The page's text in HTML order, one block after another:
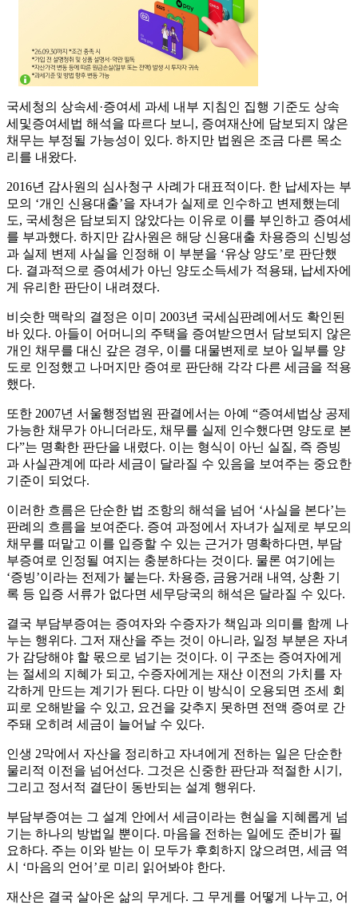
국세청의 상속세·증여세 과세 내부 지침인 집행 기준도 상속
세및증여세법 해석을 따르다 보니, 증여재산에 담보되지 않은
채무는 부정될 가능성이 있다. 하지만 법원은 조금 다른 목소
리를 내왔다.
2016년 감사원의 심사청구 사례가 대표적이다. 한 납세자는 부
모의 ‘개인 신용대출’을 자녀가 실제로 인수하고 변제했는데
도, 국세청은 담보되지 않았다는 이유로 이를 부인하고 증여세
를 부과했다. 하지만 감사원은 해당 신용대출 차용증의 신빙성
과 실제 변제 사실을 인정해 이 부분을 ‘유상 양도’로 판단했
다. 결과적으로 증여세가 아닌 양도소득세가 적용돼, 납세자에
게 유리한 판단이 내려졌다.
비슷한 맥락의 결정은 이미 2003년 국세심판례에서도 확인된
바 있다. 아들이 어머니의 주택을 증여받으면서 담보되지 않은
개인 채무를 대신 갚은 경우, 이를 대물변제로 보아 일부를 양
도로 인정했고 나머지만 증여로 판단해 각각 다른 세금을 적용
했다.
또한 2007년 서울행정법원 판결에서는 아예 “증여세법상 공제
가능한 채무가 아니더라도, 채무를 실제 인수했다면 양도로 본
다”는 명확한 판단을 내렸다. 이는 형식이 아닌 실질, 즉 증빙
과 사실관계에 따라 세금이 달라질 수 있음을 보여주는 중요한
기준이 되었다.
이러한 흐름은 단순한 법 조항의 해석을 넘어 ‘사실을 본다’는
판례의 흐름을 보여준다. 증여 과정에서 자녀가 실제로 부모의
채무를 떠맡고 이를 입증할 수 있는 근거가 명확하다면, 부담
부증여로 인정될 여지는 충분하다는 것이다. 물론 여기에는
‘증빙’이라는 전제가 붙는다. 차용증, 금융거래 내역, 상환 기
록 등 입증 서류가 없다면 세무당국의 해석은 달라질 수 있다.
결국 부담부증여는 증여자와 수증자가 책임과 의미를 함께 나
누는 행위다. 그저 재산을 주는 것이 아니라, 일정 부분은 자녀
가 감당해야 할 몫으로 넘기는 것이다. 이 구조는 증여자에게
는 절세의 지혜가 되고, 수증자에게는 재산 이전의 가치를 자
각하게 만드는 계기가 된다. 다만 이 방식이 오용되면 조세 회
피로 오해받을 수 있고, 요건을 갖추지 못하면 전액 증여로 간
주돼 오히려 세금이 늘어날 수 있다.
인생 2막에서 자산을 정리하고 자녀에게 전하는 일은 단순한
물리적 이전을 넘어선다. 그것은 신중한 판단과 적절한 시기,
그리고 정서적 결단이 동반되는 설계 행위다.
부담부증여는 그 설계 안에서 세금이라는 현실을 지혜롭게 넘
기는 하나의 방법일 뿐이다. 마음을 전하는 일에도 준비가 필
요하다. 주는 이와 받는 이 모두가 후회하지 않으려면, 세금 역
시 ‘마음의 언어’로 미리 읽어봐야 한다.
재산은 결국 살아온 삶의 무게다. 그 무게를 어떻게 나누고, 어